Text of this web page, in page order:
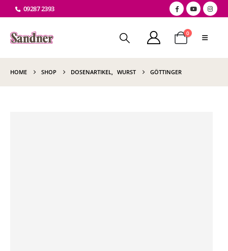
09287 2393
0
HOME SHOP DOSENARTIKEL, WURST GÖTTINGER